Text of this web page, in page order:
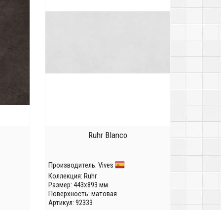
Ruhr Blanco
Производитель: Vives
Коллекция: Ruhr
Размер: 443x893 мм
Поверхность: матовая
Артикул: 92333